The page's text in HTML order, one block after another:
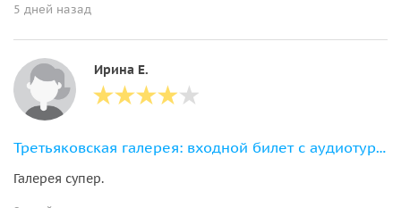
5 дней назад
Ирина Е.
Третьяковская галерея: входной билет с аудиотуром по шедеврам коллекции
Галерея супер.